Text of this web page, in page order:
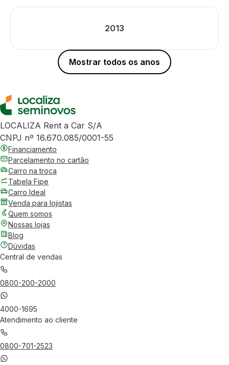
2013
Mostrar todos os anos
LOCALIZA Rent a Car S/A
CNPJ nº 16.670.085/0001-55
Financiamento
Parcelamento no cartão
Carro na troca
Tabela Fipe
Carro Ideal
Venda para lojistas
Quem somos
Nossas lojas
Blog
Dúvidas
Central de vendas
0800-200-2000
4000-1695
Atendimento ao cliente
0800-701-2523